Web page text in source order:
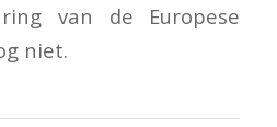
van de Europese
niet.